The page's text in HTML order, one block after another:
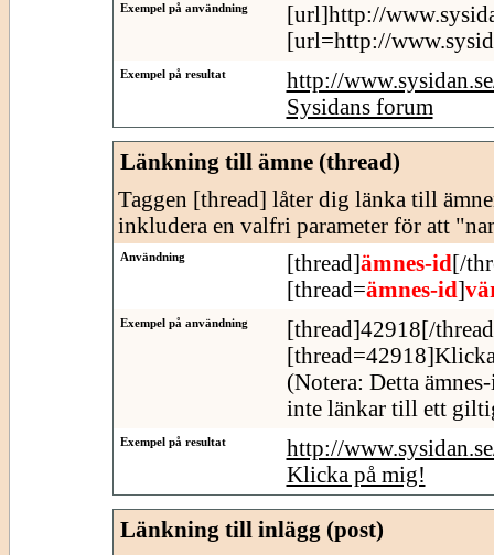
Exempel på användning
[url]http://
[url=http://
Exempel på resultat
http://
Sysidans forum
Länkning till ämne (thread)
Taggen [thread] låter dig länka till
inkludera en valfri parameter för att
Användning [thread]ämnes-id[/
[thread=ämnes-id]
Exempel på användning
[thread]42918[/
(Notera: Detta
inte länkar till ett
Exempel på resultat
http://
Klicka på mig!
Länkning till inlägg (post)